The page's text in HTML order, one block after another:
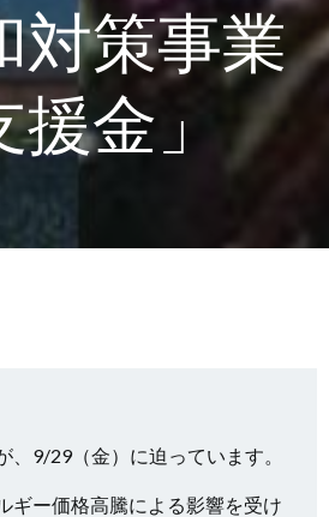
対策事業
金」
、9/29（金）に迫っています。
ギー価格高騰による影響を受け